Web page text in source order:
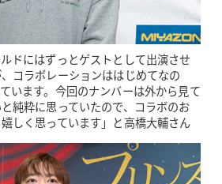
ドにはずっとゲストとして出演させ
コラボレーションははじめてなの
います。今回のナンバーは外から見て
純粋に思っていたので、コラボのお
しく思っています」と高橋大輔さん